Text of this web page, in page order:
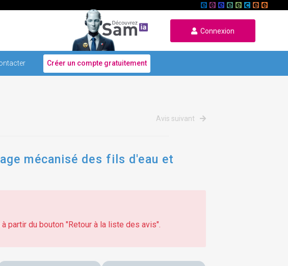
Connexion
Créer un compte gratuitement
Avis suivant
mécanisé des fils d'eau et
partir du bouton "Retour à la liste des avis".